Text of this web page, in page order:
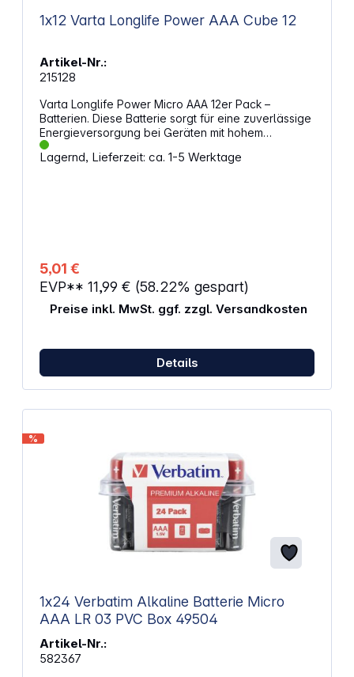
1x12 Varta Longlife Power AAA Cube 12
Artikel-Nr.:
215128
Varta Longlife Power Micro AAA 12er Pack –
Batterien. Diese Batterie sorgt für eine zuverlässige
Energieversorgung bei Geräten mit hohem
Strombedarf. Sie unterstützt dich bei Anwendungen,
die eine konstante Leistung erfordern, und bietet
Anwendungssymbole auf der Verpackung
Produktion in Deutschland für gleichbleibende
Qualität Lagerfähigkeit bis zu 10 Jahre für
langfristige Nutzung Praktische Verpackung mit
Öffnungs- und Verschlussmechanismus zur sicheren
Oberfläche für eine hochwertige Anmutung Größe
AAA (LR03) für universelle Kompatibilität Spannung
1,5 V für stabile Energieversorgung Durchmesser
10,5 mm für passgenauen Sitz Höhe 44,5 mm für
Lagernd, Lieferzeit: ca. 1-5 Werktage
5,01 €
EVP** 11,99 € (58.22% gespart)
Preise inkl. MwSt. ggf. zzgl. Versandkosten
Details
%
1x24 Verbatim Alkaline Batterie Micro
AAA LR 03 PVC Box 49504
Artikel-Nr.:
582367